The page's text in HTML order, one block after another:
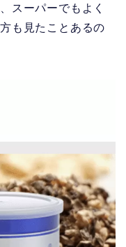
スーパーでもよく
も見たことあるの